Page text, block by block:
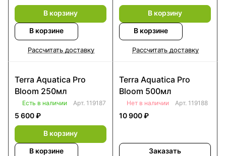
В корзину
В корзине
Рассчитать доставку
В корзину
В корзине
Рассчитать доставку
Terra Aquatica Pro
Bloom 250мл
Есть в наличии Арт. 119187
5 600 ₽
В корзину
В корзине
Terra Aquatica Pro
Bloom 500мл
Нет в наличии Арт. 119188
10 900 ₽
Заказать